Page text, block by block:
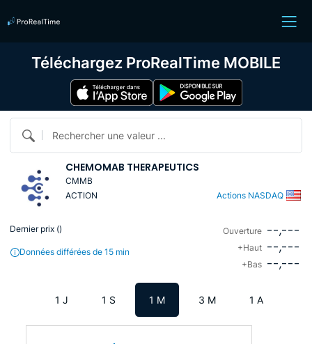
Rechercher une valeur ...
CHEMOMAB THERAPEUTICS
CMMB
ACTION
Actions NASDAQ
Dernier prix ()
Données différées de 15 min
Ouverture --,---
+Haut --,---
+Bas --,---
1 J 1 S 1 M 3 M 1 A
Téléchargez ProRealTime MOBILE